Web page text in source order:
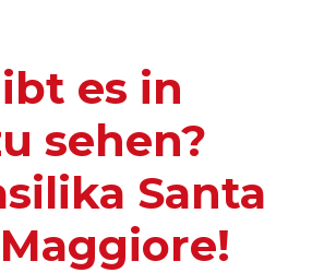
es in
sehen?
Santa